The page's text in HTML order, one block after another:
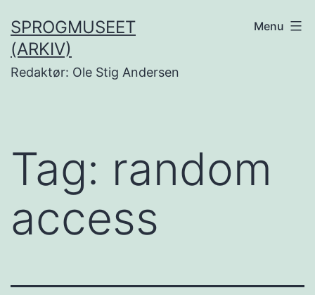
til
indhold
SPROGMUSEET
(ARKIV)
Redaktør: Ole Stig Andersen
Menu
Tag: random
access